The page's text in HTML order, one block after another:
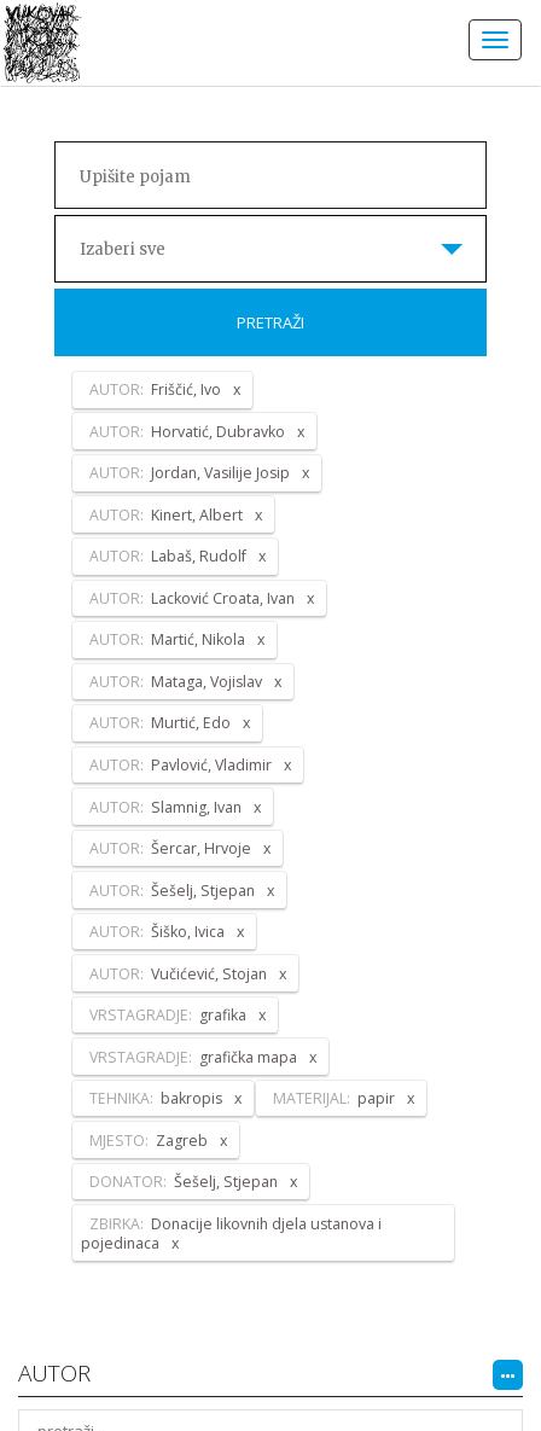
Izaberi sve
PRETRAŽI
AUTOR: Friščić, Ivo
AUTOR: Horvatić, Dubravko
AUTOR: Jordan, Vasilije Josip
AUTOR: Kinert, Albert
AUTOR: Labaš, Rudolf
AUTOR: Lacković Croata, Ivan
AUTOR: Martić, Nikola
AUTOR: Mataga, Vojislav
AUTOR: Murtić, Edo
AUTOR: Pavlović, Vladimir
AUTOR: Slamnig, Ivan
AUTOR: Šercar, Hrvoje
AUTOR: Šešelj, Stjepan
AUTOR: Šiško, Ivica
AUTOR: Vučićević, Stojan
VRSTAGRADJE: grafika
VRSTAGRADJE: grafička mapa
TEHNIKA: bakropis MATERIJAL: papir
MJESTO: Zagreb
DONATOR: Šešelj, Stjepan
ZBIRKA: Donacije likovnih djela ustanova i
pojedinaca
AUTOR